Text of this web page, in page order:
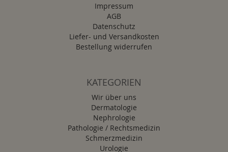
Impressum
AGB
Datenschutz
Liefer- und Versandkosten
Bestellung widerrufen
KATEGORIEN
Wir über uns
Dermatologie
Nephrologie
Pathologie / Rechtsmedizin
Schmerzmedizin
Urologie